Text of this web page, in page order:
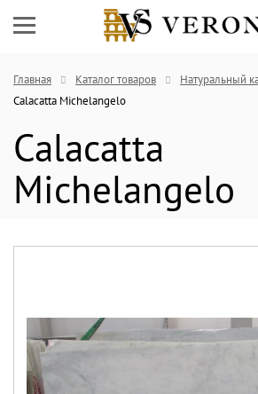
Главная Каталог товаров Натуральный
Calacatta Michelangelo
Calacatta
Michelangelo